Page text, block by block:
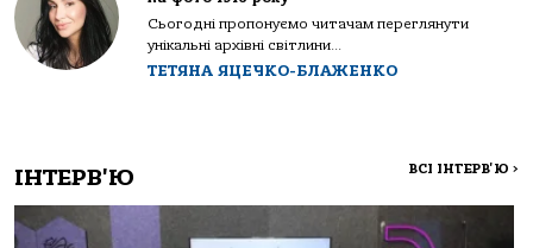
Сьогодні пропонуємо читачам переглянути
унікальні архівні світлини...
ТЕТЯНА ЯЦЕЧКО-БЛАЖЕНКО
ІНТЕРВ'Ю ВСІ ІНТЕРВ'Ю >